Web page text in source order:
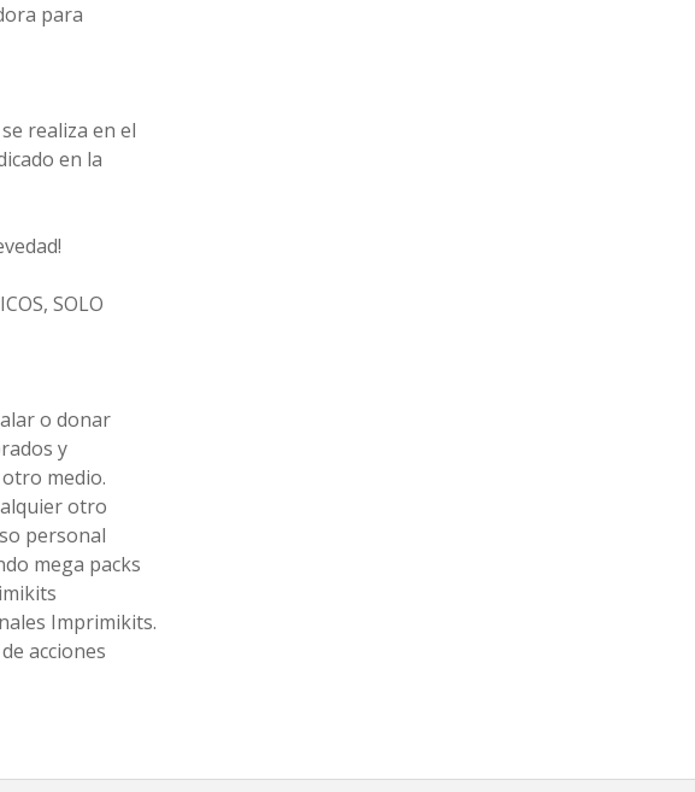
para
realiza en el
en la
SOLO
o donar
y
medio.
otro
personal
mega packs
Imprimikits.
acciones